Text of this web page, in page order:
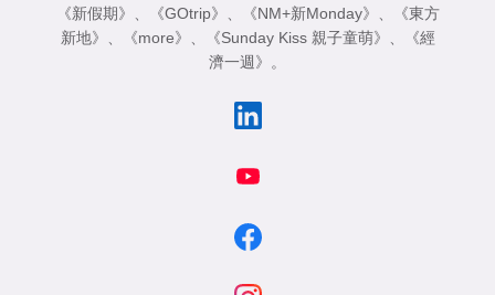
《新假期》
《GOtrip》 《NM+新Monday》
《東方
新地》
《more》 《Sunday Kiss 親子童萌》
《經
濟一週》
。